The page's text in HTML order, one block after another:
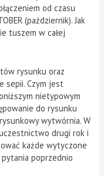
od czasu
(październik). Jak
tuszem w całej
rysunku oraz
sepii. Czym jest
nietypowym
do rysunku
wytwórnia. W
drugi rok i
każde wytyczone
pytania poprzednio